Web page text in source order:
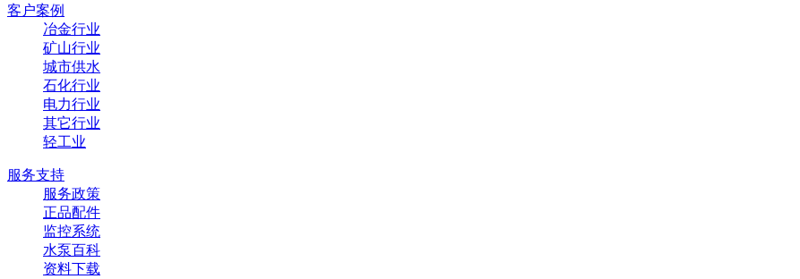
客户案例
冶金行业
矿山行业
城市供水
石化行业
电力行业
其它行业
轻工业
服务支持
服务政策
正品配件
监控系统
水泵百科
资料下载